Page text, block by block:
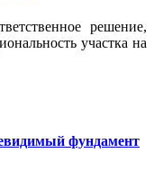
решение,
участка на
фундамент